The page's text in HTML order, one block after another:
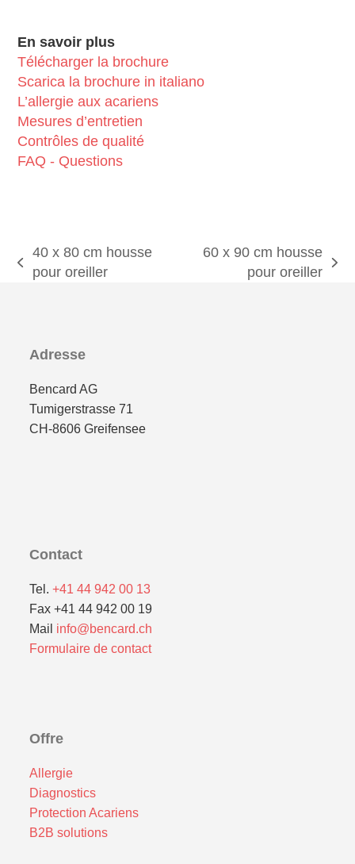
En savoir plus
Télécharger la brochure
Scarica la brochure in italiano
L’allergie aux acariens
Mesures d’entretien
Contrôles de qualité
FAQ - Questions
previous
40 x 80 cm housse
pour oreiller
60 x 90 cm housse
pour oreiller
Adresse
Bencard AG
Tumigerstrasse 71
CH-8606 Greifensee
Contact
Tel.+41 44 942 00 13
Fax +41 44 942 00 19
Mail info@bencard.ch
Formulaire de contact
Offre
Allergie
Diagnostics
Protection Acariens
B2B solutions